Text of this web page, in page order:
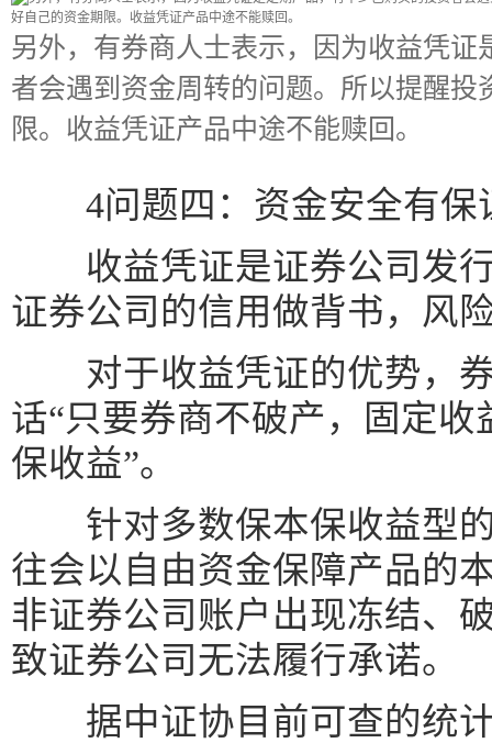
另外，有券商人士表示，因为收益凭
者会遇到资金周转的问题。所以提醒
限。收益凭证产品中途不能赎回。
4问题四：资金安全有保
收益凭证是证券公司发行
证券公司的信用做背书，风
对于收益凭证的优势，券
话“只要券商不破产，固定
保收益”。
针对多数保本保收益型的
往会以自由资金保障产品的
非证券公司账户出现冻结、
致证券公司无法履行承诺。
据中证协目前可查的统计